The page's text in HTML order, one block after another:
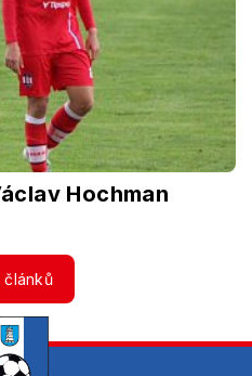
Hochman
článků